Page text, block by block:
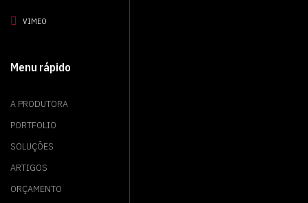
VIMEO
Menu rápido
A PRODUTORA
PORTFOLIO
SOLUÇÕES
ARTIGOS
ORÇAMENTO